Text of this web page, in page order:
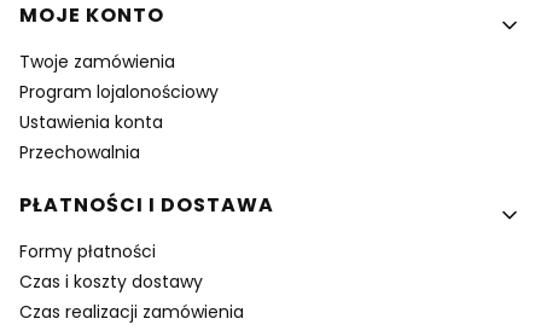
MOJE KONTO
Twoje zamówienia
Program lojalonościowy
Ustawienia konta
Przechowalnia
PŁATNOŚCI I DOSTAWA
Formy płatności
Czas i koszty dostawy
Czas realizacji zamówienia